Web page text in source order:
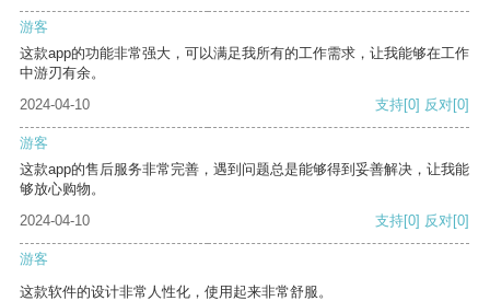
游客
这款app的功能非常强大，可以满足我所有的工作需求，让我能够在工作
中游刃有余。
2024-04-10
支持[0] 反对[0]
游客
这款app的售后服务非常完善，遇到问题总是能够得到妥善解决，让我能
够放心购物。
2024-04-10
支持[0] 反对[0]
游客
这款软件的设计非常人性化，使用起来非常舒服。